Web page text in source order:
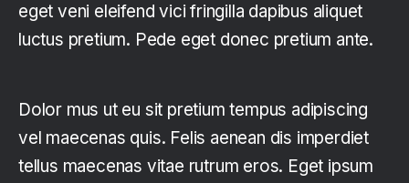
eget veni eleifend vici fringilla dapibus aliquet
luctus pretium. Pede eget donec pretium ante.
Dolor mus ut eu sit pretium tempus adipiscing
vel maecenas quis. Felis aenean dis imperdiet
tellus maecenas vitae rutrum eros. Eget ipsum